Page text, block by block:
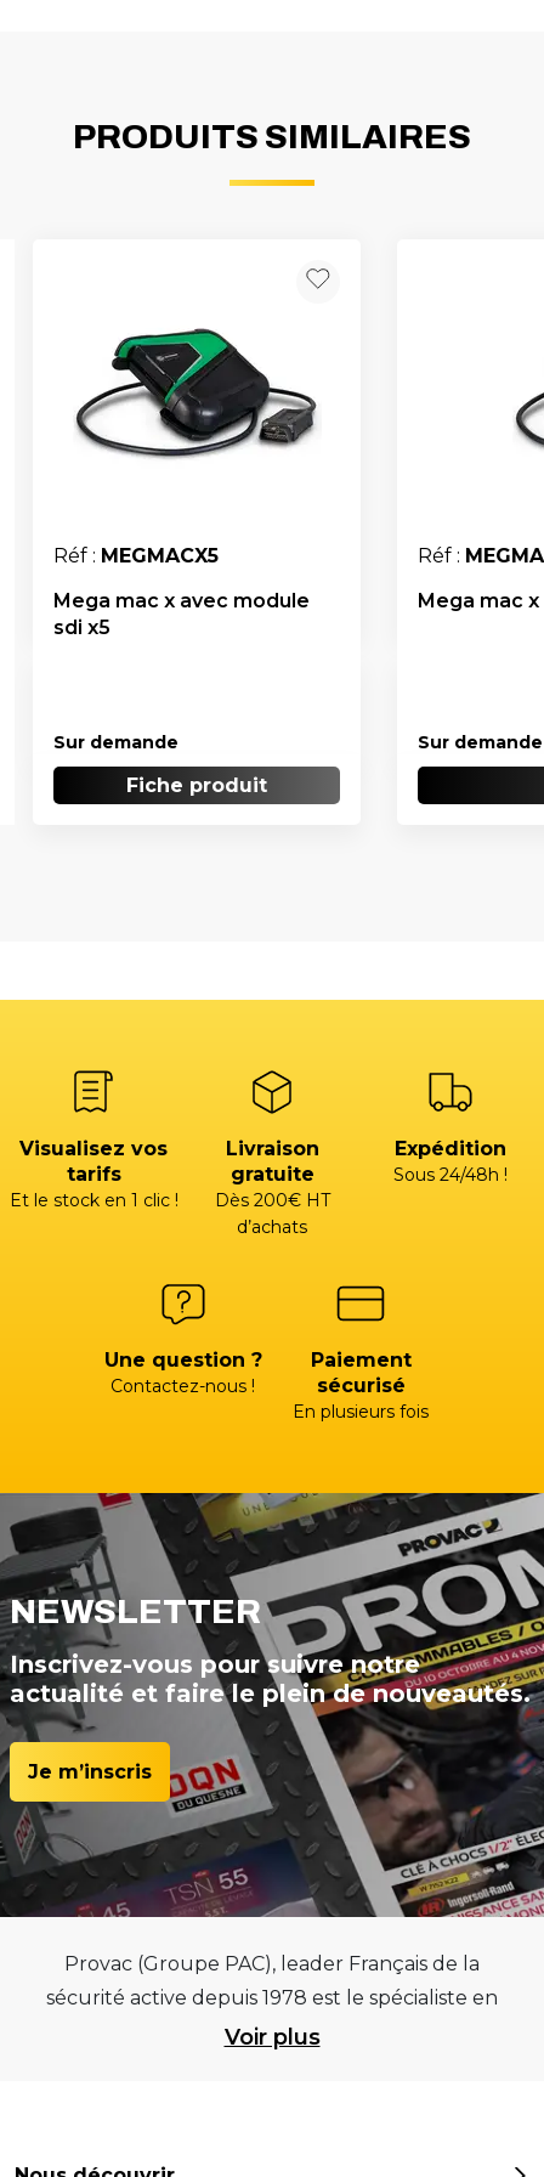
PRODUITS SIMILAIRES
Réf : MEGMACX5
Mega mac x avec module
sdi x5
Sur demande
Fiche produit
Réf :
Mega mac
Sur demande
Visualisez vos
tarifs
Et le stock en 1 clic !
Livraison
gratuite
Dès 200€ HT
d’achats
Expédition
Sous 24/48h !
Une question ?
Contactez-nous !
Paiement
sécurisé
En plusieurs fois
NEWSLETTER
Inscrivez-vous pour suivre notre
actualité et faire le plein de nouveautés.
Je m’inscris
Provac (Groupe PAC), leader Français de la
sécurité active depuis 1978 est le spécialiste en
équipements pour garages et centres
meilleurs équipements sur des critères de
Voir plus